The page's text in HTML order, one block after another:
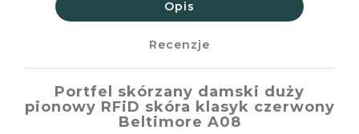
Opis
Recenzje
Portfel skórzany damski duży
pionowy RFiD skóra klasyk czerwony
Beltimore A08